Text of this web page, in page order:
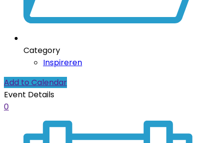
Category
Inspireren
Add to Calendar
Event Details
0